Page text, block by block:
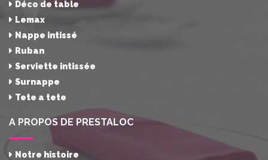
Déco de table
Lemax
Nappe intissé
Ruban
Serviette intissée
Surnappe
Tete a tete
A PROPOS DE PRESTALOC
Notre histoire